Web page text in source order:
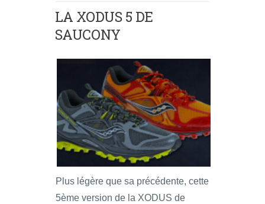
LA XODUS 5 DE
SAUCONY
Plus légère que sa précédente, cette
5ème version de la XODUS de